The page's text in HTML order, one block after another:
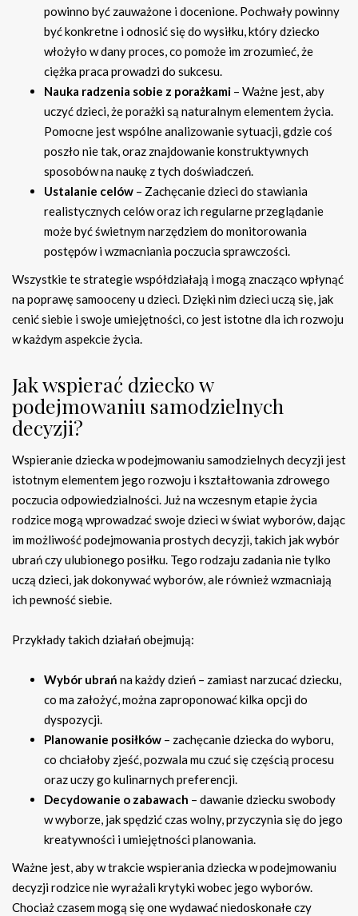
powinno być zauważone i docenione. Pochwały powinny
być konkretne i odnosić się do wysiłku, który dziecko
włożyło w dany proces, co pomoże im zrozumieć, że
ciężka praca prowadzi do sukcesu.
Nauka radzenia sobie z porażkami – Ważne jest, aby
uczyć dzieci, że porażki są naturalnym elementem życia.
Pomocne jest wspólne analizowanie sytuacji, gdzie coś
poszło nie tak, oraz znajdowanie konstruktywnych
sposobów na naukę z tych doświadczeń.
Ustalanie celów – Zachęcanie dzieci do stawiania
realistycznych celów oraz ich regularne przeglądanie
może być świetnym narzędziem do monitorowania
postępów i wzmacniania poczucia sprawczości.
Wszystkie te strategie współdziałają i mogą znacząco wpłynąć
na poprawę samooceny u dzieci. Dzięki nim dzieci uczą się, jak
cenić siebie i swoje umiejętności, co jest istotne dla ich rozwoju
w każdym aspekcie życia.
Jak wspierać dziecko w
podejmowaniu samodzielnych
decyzji?
Wspieranie dziecka w podejmowaniu samodzielnych decyzji jest
istotnym elementem jego rozwoju i kształtowania zdrowego
poczucia odpowiedzialności. Już na wczesnym etapie życia
rodzice mogą wprowadzać swoje dzieci w świat wyborów, dając
im możliwość podejmowania prostych decyzji, takich jak wybór
ubrań czy ulubionego posiłku. Tego rodzaju zadania nie tylko
uczą dzieci, jak dokonywać wyborów, ale również wzmacniają
ich pewność siebie.
Przykłady takich działań obejmują:
Wybór ubrań na każdy dzień – zamiast narzucać dziecku,
co ma założyć, można zaproponować kilka opcji do
dyspozycji.
Planowanie posiłków – zachęcanie dziecka do wyboru,
co chciałoby zjeść, pozwala mu czuć się częścią procesu
oraz uczy go kulinarnych preferencji.
Decydowanie o zabawach – dawanie dziecku swobody
w wyborze, jak spędzić czas wolny, przyczynia się do jego
kreatywności i umiejętności planowania.
Ważne jest, aby w trakcie wspierania dziecka w podejmowaniu
decyzji rodzice nie wyrażali krytyki wobec jego wyborów.
Chociaż czasem mogą się one wydawać niedoskonałe czy